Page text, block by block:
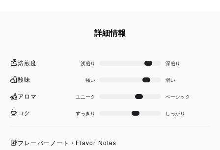
詳細情報
焙煎度 浅煎り 深煎り
酸味 強い 弱い
アロマ ユニーク ベーシック
コク すっきり しっかり
フレーバーノート / Flavor Notes